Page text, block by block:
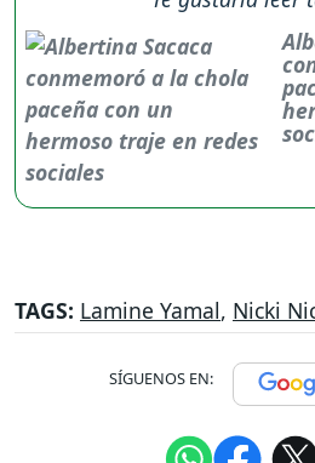
TAGS: Lamine Yamal, Nicki
SÍGUENOS EN: